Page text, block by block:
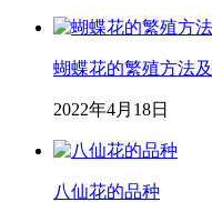
蝴蝶花的繁殖方法
2022年4月18日
八仙花的品种